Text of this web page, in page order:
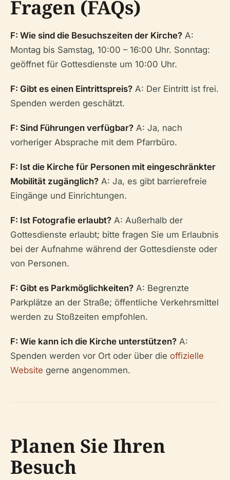
Fragen (FAQs)
F: Wie sind die Besuchszeiten der Kirche? A:
Montag bis Samstag, 10:00 – 16:00 Uhr. Sonntag:
geöffnet für Gottesdienste um 10:00 Uhr.
F: Gibt es einen Eintrittspreis? A: Der Eintritt ist frei.
Spenden werden geschätzt.
F: Sind Führungen verfügbar? A: Ja, nach
vorheriger Absprache mit dem Pfarrbüro.
F: Ist die Kirche für Personen mit eingeschränkter
Mobilität zugänglich? A: Ja, es gibt barrierefreie
Eingänge und Einrichtungen.
F: Ist Fotografie erlaubt? A: Außerhalb der
Gottesdienste erlaubt; bitte fragen Sie um Erlaubnis
bei der Aufnahme während der Gottesdienste oder
von Personen.
F: Gibt es Parkmöglichkeiten? A: Begrenzte
Parkplätze an der Straße; öffentliche Verkehrsmittel
werden zu Stoßzeiten empfohlen.
F: Wie kann ich die Kirche unterstützen? A:
Spenden werden vor Ort oder über die offizielle
Website gerne angenommen.
Planen Sie Ihren
Besuch